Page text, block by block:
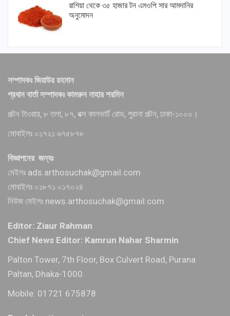
রাশিয়া থেকে ৩৫ হাজার টন এমওপি সার আমদানির
অনুমোদন
সম্পাদকঃ জিয়াউর রহমান
প্রধান বার্তা সম্পাদকঃ কামরুন নাহার শরমিন
পল্টন টাওয়ার, ৮ তলা, ৮৭, বক্স কালভার্ট রোড, পুরানা পল্টন, ঢাকা-১০০০।
মোবাইলঃ ০১৭২১ ৬৭৫৮৭৮
বিজ্ঞাপনের জন্যঃ
মেইলঃ ads.arthosuchak@gmail.com
মোবাইলঃ ০১৮৭১ ০১৭০২৪
নিউজ মেইলঃ news.arthosuchak@gmail.com
Editor: Ziaur Rahman
Chief News Editor: Kamrun Nahar Sharmin
Palton Tower, 7th Floor, Box Culvert Road, Purana
Paltan, Dhaka-1000.
Mobile: 01721 675878